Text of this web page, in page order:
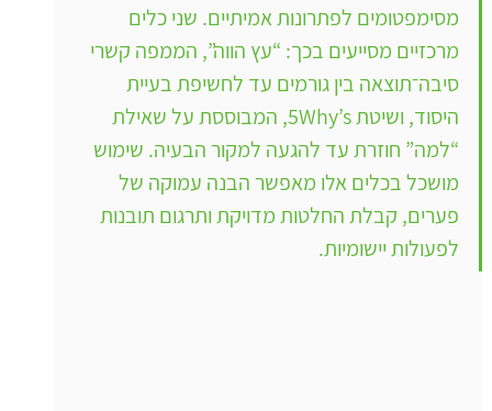
מסימפטומים לפתרונות אמיתיים. שני כלים
מרכזיים מסייעים בכך: “עץ הווה”, הממפה קשרי
סיבה־תוצאה בין גורמים עד לחשיפת בעיית
היסוד, ושיטת 5Why’s, המבוססת על שאילת
“למה” חוזרת עד להגעה למקור הבעיה. שימוש
מושכל בכלים אלו מאפשר הבנה עמוקה של
פערים, קבלת החלטות מדויקת ותרגום תובנות
לפעולות יישומיות.